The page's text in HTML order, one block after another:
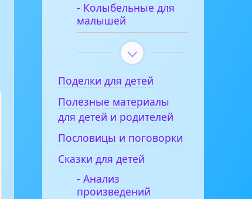
- Колыбельные для
малышей
Поделки для детей
Полезные материалы
для детей и родителей
Пословицы и поговорки
Сказки для детей
- Анализ
произведений